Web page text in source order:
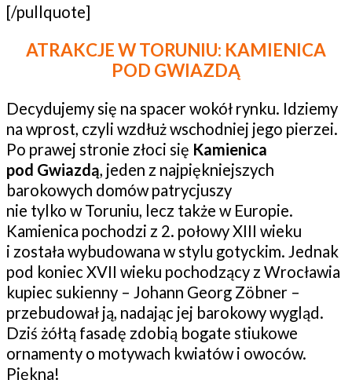
[/pullquote]
ATRAKCJE W TORUNIU: KAMIENICA
POD GWIAZDĄ
Decydujemy się na spacer wokół rynku. Idziemy
na wprost, czyli wzdłuż wschodniej jego pierzei.
Po prawej stronie złoci się Kamienica
pod Gwiazdą, jeden z najpiękniejszych
barokowych domów patrycjuszy
nie tylko w Toruniu, lecz także w Europie.
Kamienica pochodzi z 2. połowy XIII wieku
i została wybudowana w stylu gotyckim. Jednak
pod koniec XVII wieku pochodzący z Wrocławia
kupiec sukienny – Johann Georg Zöbner –
przebudował ją, nadając jej barokowy wygląd.
Dziś żółtą fasadę zdobią bogate stiukowe
ornamenty o motywach kwiatów i owoców.
Piękna!